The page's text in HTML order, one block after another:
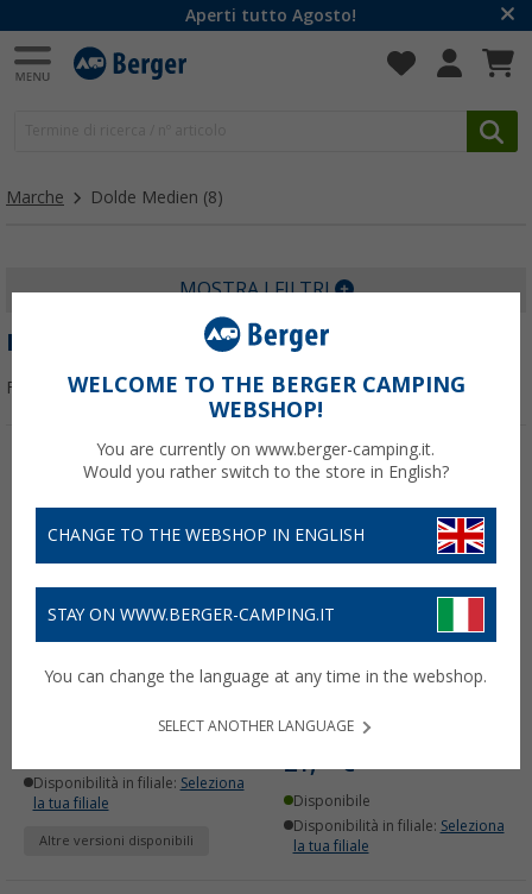
Aperti tutto Agosto!
Marche Dolde Medien (8)
MOSTRA I FILTRI
DOLDE MEDIEN
Filtrare per:
Gioco del quartetto Dolde
Medien
Disponibilità in filiale: Seleziona
la tua filiale
Altre versioni disponibili
Guida ai parcheggi
Soggiorni gratuiti 2026 -
Germania
21, €
Disponibile
Disponibilità in filiale: Seleziona
la tua filiale
WELCOME TO THE BERGER CAMPING
WEBSHOP!
You are currently on www.berger-camping.it.
Would you rather switch to the store in English?
CHANGE TO THE WEBSHOP IN ENGLISH
STAY ON WWW.BERGER-CAMPING.IT
You can change the language at any time in the webshop.
SELECT ANOTHER LANGUAGE